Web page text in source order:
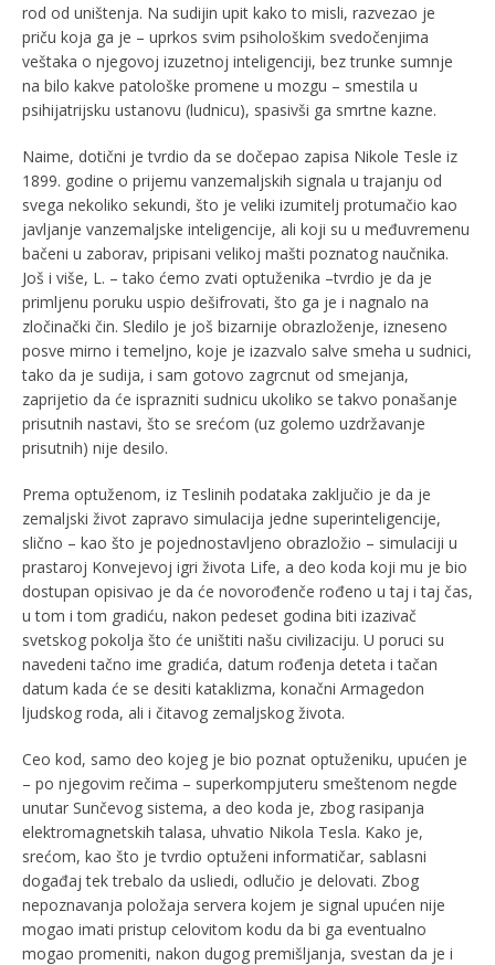
rod od uništenja. Na sudijin upit kako to misli, razvezao je
priču koja ga je – uprkos svim psihološkim svedočenjima
veštaka o njegovoj izuzetnoj inteligenciji, bez trunke sumnje
na bilo kakve patološke promene u mozgu – smestila u
psihijatrijsku ustanovu (ludnicu), spasivši ga smrtne kazne.
Naime, dotični je tvrdio da se dočepao zapisa Nikole Tesle iz
1899. godine o prijemu vanzemaljskih signala u trajanju od
svega nekoliko sekundi, što je veliki izumitelj protumačio kao
javljanje vanzemaljske inteligencije, ali koji su u međuvremenu
bačeni u zaborav, pripisani velikoj mašti poznatog naučnika.
Još i više, L. – tako ćemo zvati optuženika –tvrdio je da je
primljenu poruku uspio dešifrovati, što ga je i nagnalo na
zločinački čin. Sledilo je još bizarnije obrazloženje, izneseno
posve mirno i temeljno, koje je izazvalo salve smeha u sudnici,
tako da je sudija, i sam gotovo zagrcnut od smejanja,
zaprijetio da će isprazniti sudnicu ukoliko se takvo ponašanje
prisutnih nastavi, što se srećom (uz golemo uzdržavanje
prisutnih) nije desilo.
Prema optuženom, iz Teslinih podataka zaključio je da je
zemaljski život zapravo simulacija jedne superinteligencije,
slično – kao što je pojednostavljeno obrazložio – simulaciji u
prastaroj Konvejevoj igri života Life, a deo koda koji mu je bio
dostupan opisivao je da će novorođenče rođeno u taj i taj čas,
u tom i tom gradiću, nakon pedeset godina biti izazivač
svetskog pokolja što će uništiti našu civilizaciju. U poruci su
navedeni tačno ime gradića, datum rođenja deteta i tačan
datum kada će se desiti kataklizma, konačni Armagedon
ljudskog roda, ali i čitavog zemaljskog života.
Ceo kod, samo deo kojeg je bio poznat optuženiku, upućen je
– po njegovim rečima – superkompjuteru smeštenom negde
unutar Sunčevog sistema, a deo koda je, zbog rasipanja
elektromagnetskih talasa, uhvatio Nikola Tesla. Kako je,
srećom, kao što je tvrdio optuženi informatičar, sablasni
događaj tek trebalo da usliedi, odlučio je delovati. Zbog
nepoznavanja položaja servera kojem je signal upućen nije
mogao imati pristup celovitom kodu da bi ga eventualno
mogao promeniti, nakon dugog premišljanja, svestan da je i